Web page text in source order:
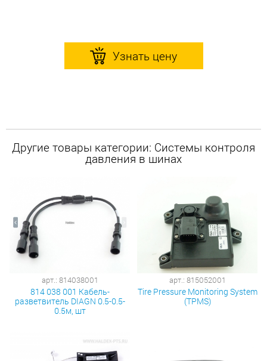
Узнать цену
Другие товары категории: Системы контроля
давления в шинах
арт.: 814038001
814 038 001 Кабель-
разветвитель DIAGN 0.5-0.5-
0.5м, шт
арт.: 815052001
Tire Pressure Monitoring System
(TPMS)